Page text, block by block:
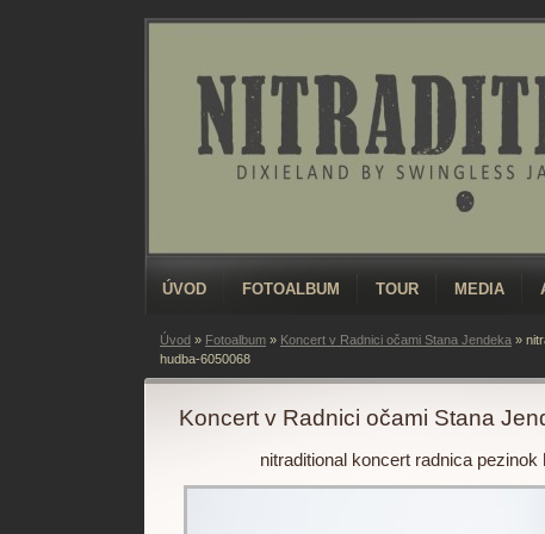
ÚVOD FOTOALBUM TOUR MEDIA
Úvod » Fotoalbum » Koncert v Radnici očami Stana Jendeka »
hudba-6050068
Koncert v Radnici očami Stana
nitraditional koncert radnica pezinok